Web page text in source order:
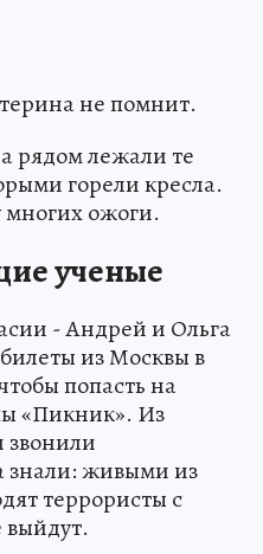
не помнит.
рядом лежали те
горели кресла.
многих ожоги.
ученые
- Андрей и Ольга
из Москвы в
попасть на
«Пикник». Из
звонили
знали: живыми из
террористы с